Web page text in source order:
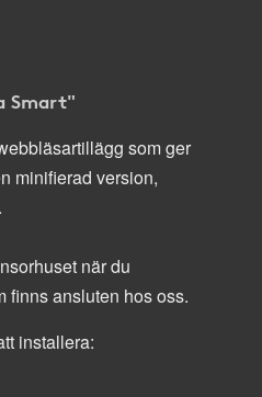
Smart"
som ger
minifierad version,
när du
finns ansluten hos oss.
installera: